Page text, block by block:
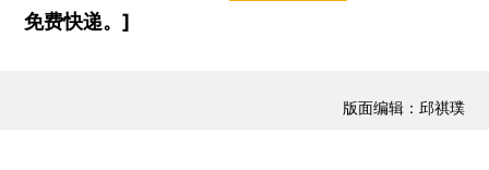
免费快递。]
版面编辑：邱祺璞